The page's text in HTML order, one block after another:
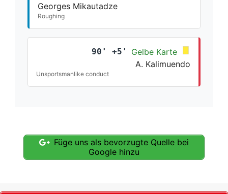
Georges Mikautadze
Roughing
90' +5'
Gelbe Karte
A. Kalimuendo
Unsportsmanlike conduct
Füge uns als bevorzugte Quelle bei
Google hinzu